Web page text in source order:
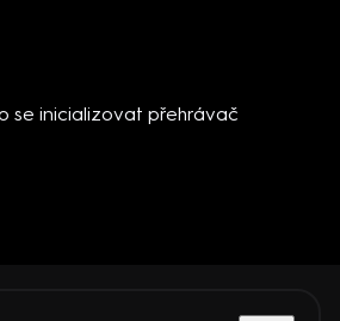
se inicializovat přehrávač